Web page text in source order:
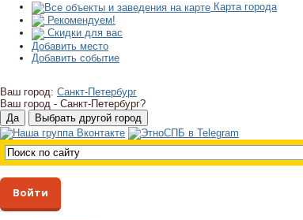
Карта города
Рекомендуем!
Скидки для вас
Добавить место
Добавить событие
Ваш город: Санкт-Петербург
Ваш город - Санкт-Петербург?
Войти